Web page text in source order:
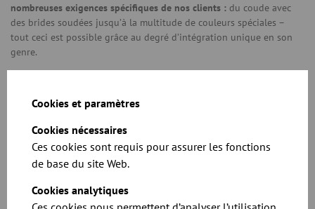
Cookies et paramètres
Cookies nécessaires
Ces cookies sont requis pour assurer les fonctions
de base du site Web.
Cookies analytiques
nombreuses exigences spécifiques de nos clients : du coude avec
des brides soudées jusqu’à la multitude de couleurs spéciales –
tout ceci est possible grâce au degré d’intégration unique en son
genre.
Téléchargements associés